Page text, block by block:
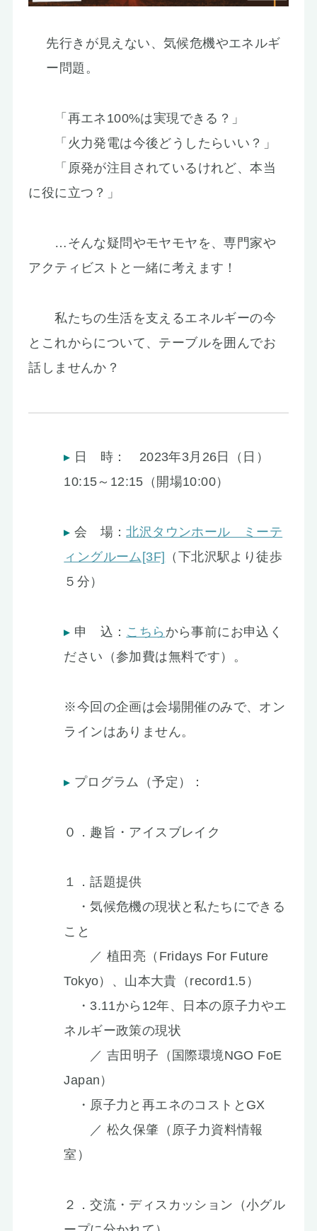
先行きが見えない、気候危機やエネルギ
ー問題。
「再エネ100%は実現できる？」
「火力発電は今後どうしたらいい？」
「原発が注目されているけれど、本当
に役に立つ？」
…そんな疑問やモヤモヤを、専門家や
アクティビストと一緒に考えます！
私たちの生活を支えるエネルギーの今
とこれからについて、テーブルを囲んでお
話しませんか？
日 時： 2023年3月26日（日）
10:15～12:15（開場10:00）
会 場：北沢タウンホール ミーテ
ィングルーム[3F]
（下北沢駅より徒歩
５分）
申 込： こちら から事前にお申込く
ださい（参加費は無料です）。
※今回の企画は会場開催のみで、オン
ラインはありません。
プログラム（予定）：
０．趣旨・アイスブレイク
１．話題提供
・気候危機の現状と私たちにできる
こと
／ 植田亮（Fridays For Future
Tokyo）、山本大貴（record1.5）
・3.11から12年、日本の原子力やエ
ネルギー政策の現状
／ 吉田明子（国際環境NGO FoE
Japan）
・原子力と再エネのコストとGX
／ 松久保肇（原子力資料情報
室）
２．交流・ディスカッション（小グル